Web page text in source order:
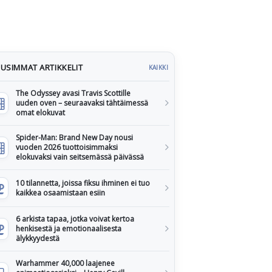
ARTIKKELIT KAIKKI
The Odyssey avasi Travis Scottille
uuden oven – seuraavaksi tähtäimessä
omat elokuvat
Spider-Man: Brand New Day nousi
vuoden 2026 tuottoisimmaksi
elokuvaksi vain seitsemässä päivässä
10 tilannetta, joissa fiksu ihminen ei tuo
kaikkea osaamistaan esiin
6 arkista tapaa, jotka voivat kertoa
henkisestä ja emotionaalisesta
älykkyydestä
Warhammer 40,000 laajenee